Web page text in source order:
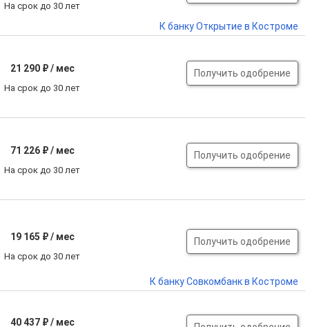
На срок до 30 лет
К банку Открытие в Костроме
21 290 ₽ / мес
На срок до 30 лет
Получить одобрение
71 226 ₽ / мес
На срок до 30 лет
Получить одобрение
19 165 ₽ / мес
На срок до 30 лет
Получить одобрение
К банку Совкомбанк в Костроме
40 437 ₽ / мес